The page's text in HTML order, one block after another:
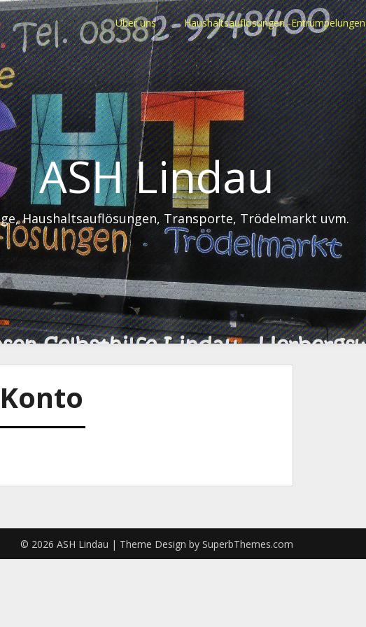
Über uns Haushaltsauflösungen -Entrümpelungen
ASH Lindau
Haushaltsauflösungen, Transporte, Trödelmarkt uvm.
Konto
© 2026 ASH Lindau | Theme Design by SuperbThemes.com